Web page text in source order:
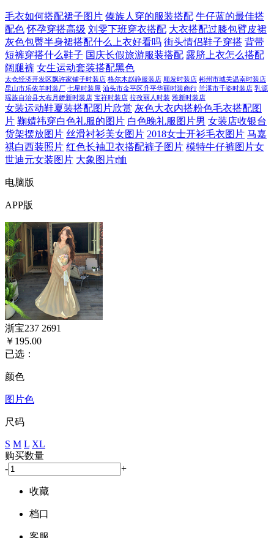
毛衣如何搭配裙子图片 傣族人穿的服装搭配 牛仔蓝的最佳搭
配色 怀孕穿搭高级 刘雯下班穿衣搭配 大衣搭配过膝包臂皮裙
灰色包臀半身裙搭配什么上衣好看吗 街头情侣鞋子穿搭 背带
短裤穿搭什么鞋子 国庆长假旅游服装搭配 露脐上衣怎么搭配
阔腿裤 女生运动套装搭配黑色
太仓经济开发区飘许家铺子时装店 格尔木赵静服装店 顺发时装店 彬州市城关温南时装店
昆山市乐依羊时装厂 七星时装屋 汕头市金平区升平华丽时装商行 兰溪市千姿时装店 乳源
瑶族自治县大布月娇新时装店 宝祥时装店 拉孜丽人时装 雅新时装店
女装运动鞋夏装搭配图片欣赏 灰色大衣内搭粉色毛衣搭配图
片 鞠婧祎穿白色礼服的图片 白色晚礼服图片男 女装店收银台
货架摆放图片 丝滑衬衫美女图片 2018女士开衫毛衣图片 马嘉
祺白西装照片 红色长袖卫衣搭配裤子图片 模特牛仔裤图片女
世迪元女装图片 大象图片t恤
电脑版
APP版
浙宝237 2691
￥195.00
已选：
颜色
图片色
尺码
S M L XL
购买数量
-
+
收藏
档口